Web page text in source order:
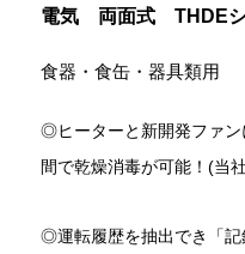
電気 両面式 THDE
食器・食缶・器具類用
◎ヒーターと新開発ファン
間で乾燥消毒が可能！(当
◎運転履歴を抽出でき「記